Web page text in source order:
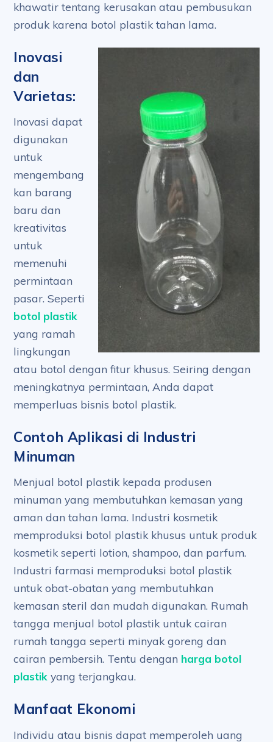
khawatir tentang kerusakan atau pembusukan
produk karena botol plastik tahan lama.
Inovasi
dan
Varietas:
Inovasi dapat
digunakan
untuk
mengembang
kan barang
baru dan
kreativitas
untuk
memenuhi
permintaan
pasar. Seperti
botol plastik
yang ramah
lingkungan
atau botol dengan fitur khusus. Seiring dengan
meningkatnya permintaan, Anda dapat
memperluas bisnis botol plastik.
Contoh Aplikasi di Industri
Minuman
Menjual botol plastik kepada produsen
minuman yang membutuhkan kemasan yang
aman dan tahan lama. Industri kosmetik
memproduksi botol plastik khusus untuk produk
kosmetik seperti lotion, shampoo, dan parfum.
Industri farmasi memproduksi botol plastik
untuk obat-obatan yang membutuhkan
kemasan steril dan mudah digunakan. Rumah
tangga menjual botol plastik untuk cairan
rumah tangga seperti minyak goreng dan
cairan pembersih. Tentu dengan harga botol
plastik yang terjangkau.
Manfaat Ekonomi
Individu atau bisnis dapat memperoleh uang